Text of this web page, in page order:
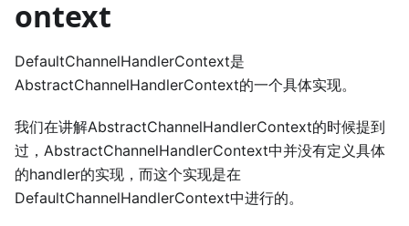
ontext
DefaultChannelHandlerContext是
AbstractChannelHandlerContext的一个具体实现。
我们在讲解AbstractChannelHandlerContext的时候提到
过，AbstractChannelHandlerContext中并没有定义具体
的handler的实现，而这个实现是在
DefaultChannelHandlerContext中进行的。